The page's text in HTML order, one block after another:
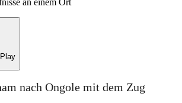
nach Ongole mit dem Zug